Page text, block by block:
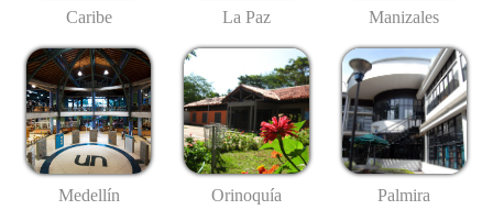
Caribe La Paz Manizales
Medellín Orinoquía Palmira